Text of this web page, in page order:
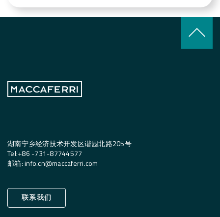
keyboard_arrow_up
湖南宁乡经济技术开发区谐园北路205号
Tel:+86 -731-87744577
邮箱:info.cn@maccaferri.com
联系我们